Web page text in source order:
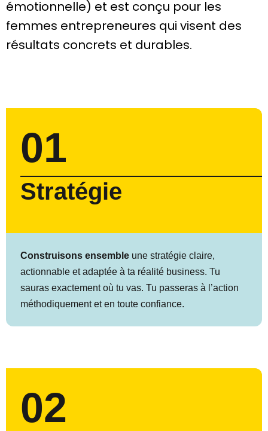
émotionnelle) et est conçu pour les
femmes entrepreneures qui visent des
résultats concrets et durables.
01
Stratégie
Construisons ensemble une stratégie claire,
actionnable et adaptée à ta réalité business. Tu
sauras exactement où tu vas. Tu passeras à l’action
méthodiquement et en toute confiance.
02